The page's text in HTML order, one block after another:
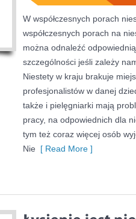
W współczesnych porach
współczesnych porach na
można odnaleźć
szczególności jeśli zależy
Niestety w kraju brakuje
profesjonalistów w danej
także i pielęgniarki mają
pracy, na odpowiednich dla
tym też coraz więcej osób
Nie [ Read More ]